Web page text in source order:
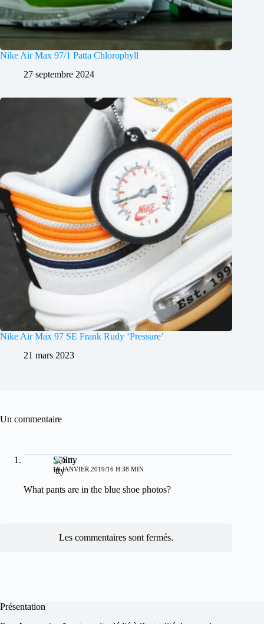
Nike Air Max 97/1 Patta Chlorophyll
27 septembre 2024
Nike Air Max 97 SE Frank Rudy ‘Pressure’
21 mars 2023
Un commentaire
Smitty
18 JANVIER 2019/16 H 38 MIN
What pants are in the blue shoe photos?
Les commentaires sont fermés.
Présentation